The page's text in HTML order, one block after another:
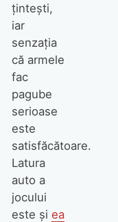
ţinteşti,
iar
senzaţia
că armele
fac
pagube
serioase
este
satisfăcătoare.
Latura
auto a
jocului
este şi ea